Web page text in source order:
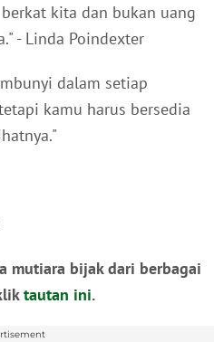
kita dan bukan uang
- Linda Poindexter
dalam setiap
kamu harus bersedia
mutiara bijak dari berbagai
tautan ini.